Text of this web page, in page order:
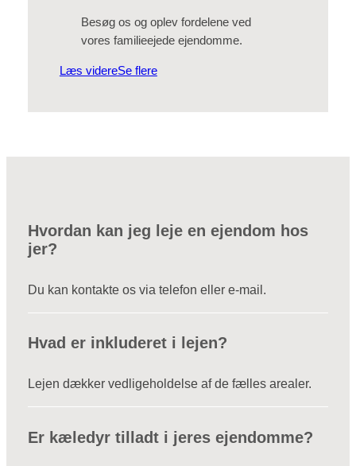
Besøg os og oplev fordelene ved
vores familieejede ejendomme.
Læs videreSe flere
Hvordan kan jeg leje en ejendom hos
jer?
Du kan kontakte os via telefon eller e-mail.
Hvad er inkluderet i lejen?
Lejen dækker vedligeholdelse af de fælles arealer.
Er kæledyr tilladt i jeres ejendomme?